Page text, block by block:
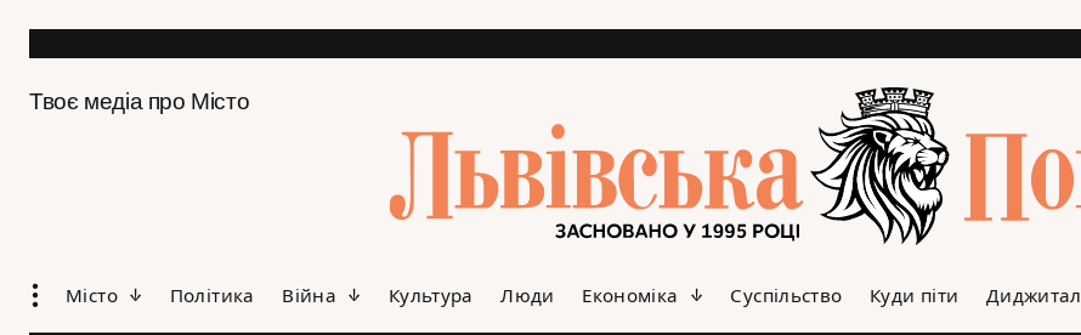
Твоє медіа про Місто
Місто Політика Війна Культура Люди Економіка Суспільство Куди піти Диджитал